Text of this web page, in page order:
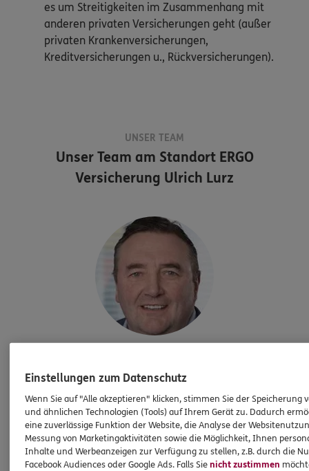
es um Streitigkeiten im Zusammenhang mit
anderen privaten Versicherungen geht (außer
privaten Krankenversicherungen,
Kreditversicherungen u., Rückversicherungen).
UNSER TEAM
Unser Team am StandortERGO
Versicherung Ulrich Lurz
Versicherungsfachmann
Tel: 0234/9230996
ulrich.lurz@ergo.de
Mobil: 0172/2889818
Einstellungen zum Datenschutz
Wenn Sie auf "Alle akzeptieren" klicken, stimmen Sie der Speicherung
und ähnlichen Technologien (Tools) auf Ihrem Gerät zu. Dadurch
eine zuverlässige Funktion der Website, die Analyse der
Messung von Marketingaktivitäten sowie die Möglichkeit, Ihnen
Inhalte und Werbeanzeigen zur Verfügung zu stellen, z.B. durch die
Facebook Audiences oder Google Ads. Falls Sienicht zustimmen